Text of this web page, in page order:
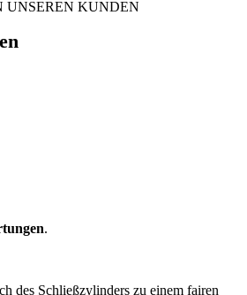
UNSEREN KUNDEN
.
des Schließzylinders zu einem fairen